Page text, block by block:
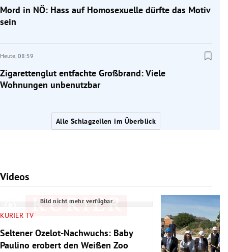
Mord in NÖ: Hass auf Homosexuelle dürfte das Motiv
sein
Heute, 08:59
Zigarettenglut entfachte Großbrand: Viele
Wohnungen unbenutzbar
Alle Schlagzeilen im Überblick
Videos
Slide 1 von 7
Bild nicht mehr verfügbar
KURIER TV
Seltener Ozelot-Nachwuchs: Baby
Paulino erobert den Weißen Zoo